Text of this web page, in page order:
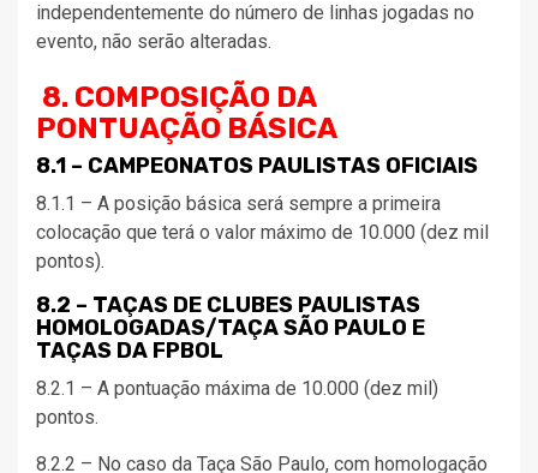
independentemente do número de linhas jogadas no
evento, não serão alteradas.
8. COMPOSIÇÃO DA
PONTUAÇÃO BÁSICA
8.1 – CAMPEONATOS PAULISTAS OFICIAIS
8.1.1 – A posição básica será sempre a primeira
colocação que terá o valor máximo de 10.000 (dez mil
pontos).
8.2 – TAÇAS DE CLUBES PAULISTAS
HOMOLOGADAS/TAÇA SÃO PAULO E
TAÇAS DA FPBOL
8.2.1 – A pontuação máxima de 10.000 (dez mil)
pontos.
8.2.2 – No caso da Taça São Paulo, com homologação